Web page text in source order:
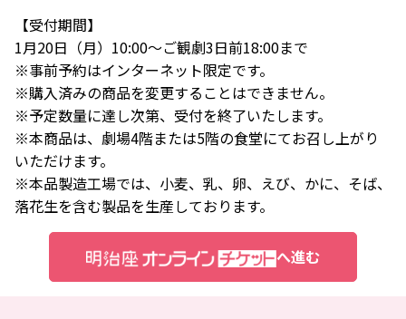
【受付期間】
1月20日（月）10:00～ご観劇3日前18:00まで
※事前予約はインターネット限定です。
※購入済みの商品を変更することはできません。
※予定数量に達し次第、受付を終了いたします。
※本商品は、劇場4階または5階の食堂にてお召し上がり
いただけます。
※本品製造工場では、小麦、乳、卵、えび、かに、そば、
落花生を含む製品を生産しております。
へ進む